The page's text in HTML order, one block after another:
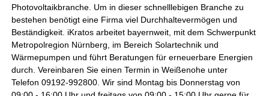
Photovoltaikbranche. Um in dieser schnelllebigen Branche zu
bestehen benötigt eine Firma viel Durchhaltevermögen und
Beständigkeit. iKratos arbeitet bayernweit, mit dem Schwerpunkt
Metropolregion Nürnberg, im Bereich Solartechnik und
Wärmepumpen und führt Beratungen für erneuerbare Energien
durch. Vereinbaren Sie einen Termin in Weißenohe unter
Telefon 09192-992800. Wir sind Montag bis Donnerstag von